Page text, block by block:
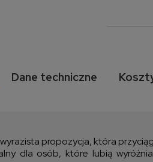
Dane techniczne
propozycja, która
dla osób, które lubią